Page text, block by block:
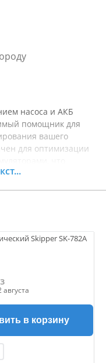
насоса и АКБ
помощник для
вашего
для оптимизации
лодок и
службы
и интуитивно
его на вашу
инструментов.
окружающей
ваше плавание
покупкой
товара.
Skipper SK-782A
в корзину